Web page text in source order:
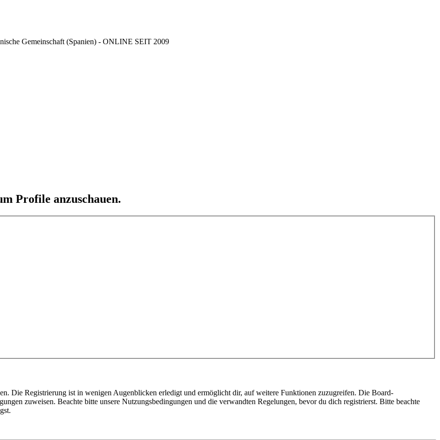
Gemeinschaft (Spanien) - ONLINE SEIT 2009
Profile anzuschauen.
Die Registrierung ist in wenigen Augenblicken erledigt und ermöglicht dir, auf weitere Funktionen zuzugreifen. Die Board-
zuweisen. Beachte bitte unsere Nutzungsbedingungen und die verwandten Regelungen, bevor du dich registrierst. Bitte beachte